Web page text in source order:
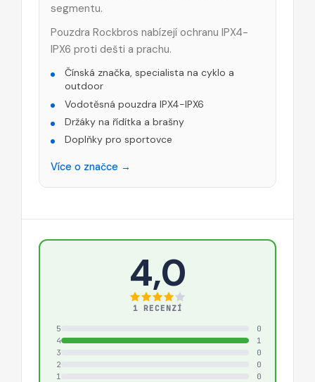
segmentu.
Pouzdra Rockbros nabízejí ochranu IPX4-
IPX6 proti dešti a prachu.
Čínská značka, specialista na cyklo a
outdoor
Vodotěsná pouzdra IPX4-IPX6
Držáky na řídítka a brašny
Doplňky pro sportovce
Více o značce →
4,0
1 RECENZÍ
5
0
4
1
3
0
2
0
1
0